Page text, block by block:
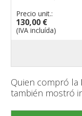
Precio unit.:
130,00 €
(IVA incluída)
Quien compró la
también mostró